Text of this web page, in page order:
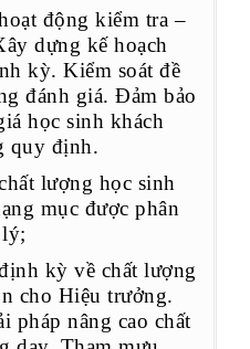
động kiểm tra –
dựng kế hoạch
kỳ. Kiểm soát đề
đánh giá. Đảm bảo
học sinh khách
quy định.
lượng học sinh
mục được phân
kỳ về chất lượng
cho Hiệu trưởng.
pháp nâng cao chất